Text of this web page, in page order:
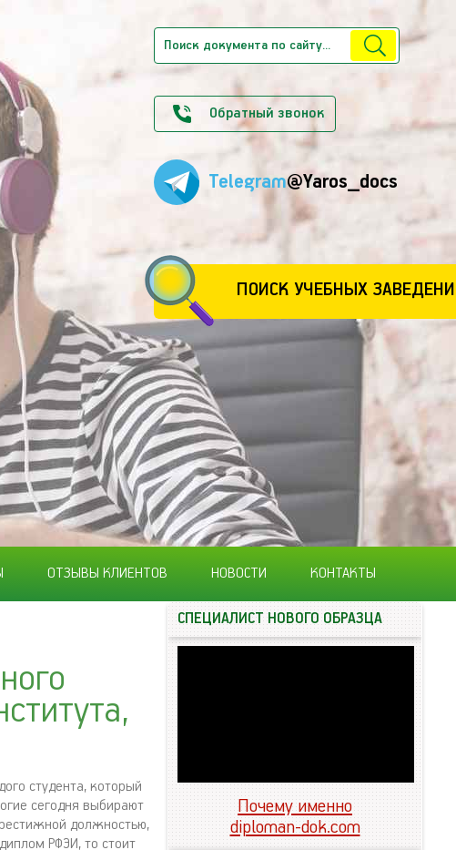
Обратный звонок
Telegram@Yaros_docs
ПОИСК УЧЕБНЫХ
ОТЗЫВЫ КЛИЕНТОВ НОВОСТИ КОНТАКТЫ
студента, который
сегодня выбирают
должностью,
РФЭИ, то стоит
СПЕЦИАЛИСТ НОВОГО ОБРАЗЦА
Почему именно
diploman-dok.com